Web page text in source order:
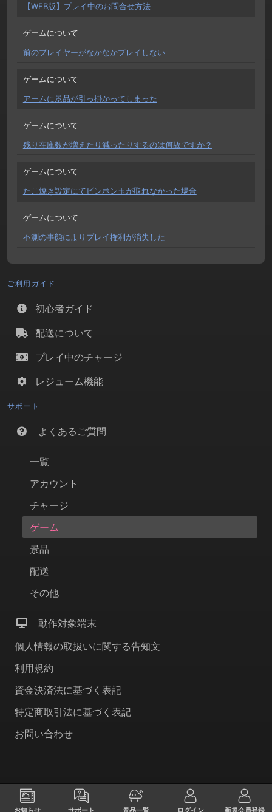
【WEB版】プレイ中のお問合せ方法
ゲームについて
前のプレイヤーがなかなかプレイしない
ゲームについて
アームに景品が引っ掛かってしまった
ゲームについて
残り在庫数が増えたり減ったりするのは何故ですか？
ゲームについて
たこ焼き設定にてピンポン玉が取れなかった場合
ゲームについて
不測の事態によりプレイ権利が消失した
ご利用ガイド
初心者ガイド
配送について
プレイ中のチャージ
レジューム機能
サポート
よくあるご質問
一覧
アカウント
チャージ
ゲーム
景品
配送
その他
動作対象端末
個人情報の取扱いに関する告知文
利用規約
資金決済法に基づく表記
特定商取引法に基づく表記
お問い合わせ